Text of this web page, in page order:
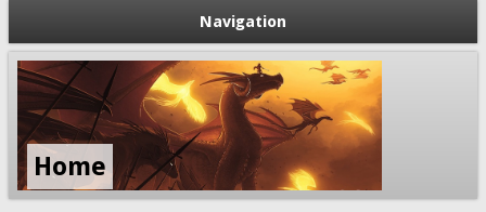
Navigation
Home